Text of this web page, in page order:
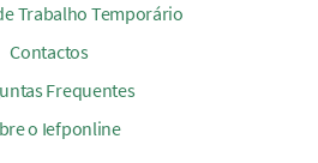
Trabalho Temporário
Contactos
Frequentes
o Iefponline